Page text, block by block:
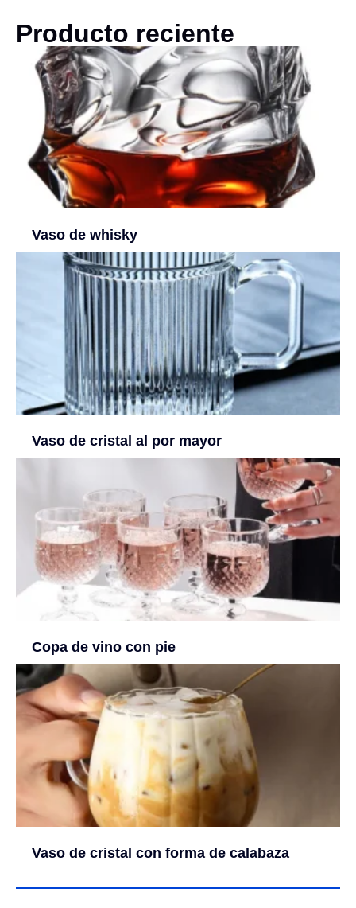
Producto reciente
Vaso de whisky
Vaso de cristal al por mayor
Copa de vino con pie
Vaso de cristal con forma de calabaza